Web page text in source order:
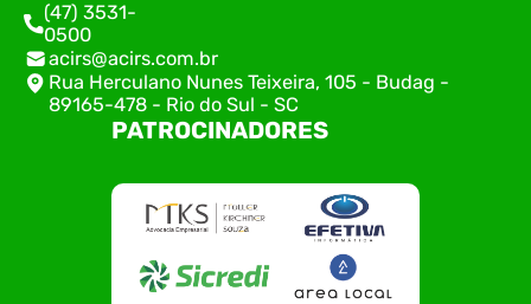
(47) 3531-
0500
acirs@acirs.com.br
Rua Herculano Nunes Teixeira, 105 - Budag -
89165-478 - Rio do Sul - SC
PATROCINADORES